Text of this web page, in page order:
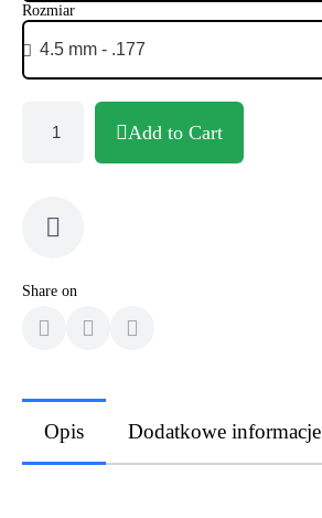
Rozmiar
Add to Cart
Share on
Opis Dodatkowe informacje